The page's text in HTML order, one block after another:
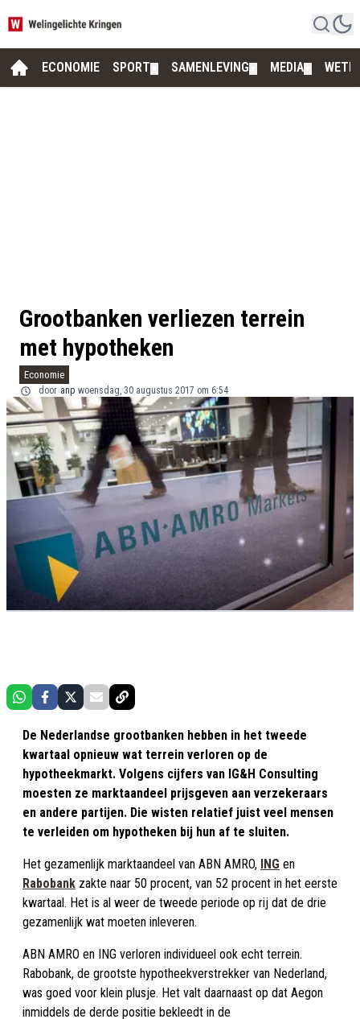
ECONOMIE SPORT SAMENLEVING MEDIA
Grootbanken verliezen terrein
met hypotheken
Economie
door anp woensdag, 30 augustus 2017 om 6:54
De Nederlandse grootbanken hebben in het tweede
kwartaal opnieuw wat terrein verloren op de
hypotheekmarkt. Volgens cijfers van IG&H Consulting
moesten ze marktaandeel prijsgeven aan verzekeraars
en andere partijen. Die wisten relatief juist veel mensen
te verleiden om hypotheken bij hun af te sluiten.
Het gezamenlijk marktaandeel van ABN AMRO, ING en
Rabobank zakte naar 50 procent, van 52 procent in het eerste
kwartaal. Het is al weer de tweede periode op rij dat de drie
gezamenlijk wat moeten inleveren.
ABN AMRO en ING verloren individueel ook echt terrein.
Rabobank, de grootste hypotheekverstrekker van Nederland,
was goed voor klein plusje. Het valt daarnaast op dat Aegon
inmiddels de derde positie bekleedt in de